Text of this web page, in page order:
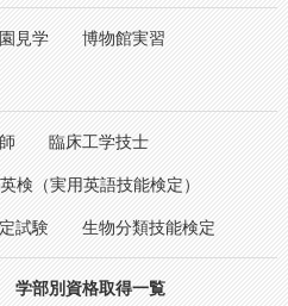
見学 博物館実習
臨床工学技士
検（実用英語技能検定）
試験 生物分類技能検定
学部別資格取得一覧